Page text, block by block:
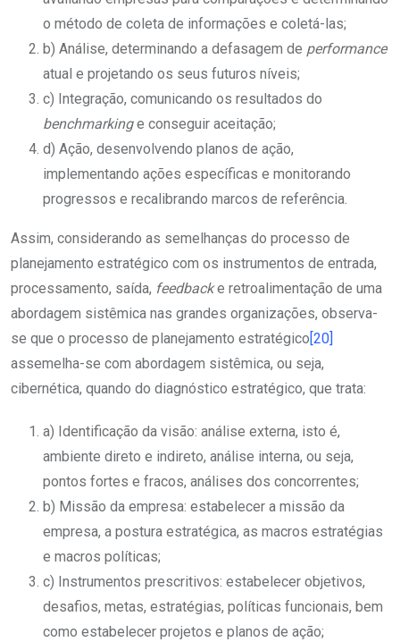
o método de coleta de informações e coletá-las;
b) Análise, determinando a defasagem de performance
atual e projetando os seus futuros níveis;
c) Integração, comunicando os resultados do
benchmarkinge conseguir aceitação;
d) Ação, desenvolvendo planos de ação,
implementando ações específicas e monitorando
progressos e recalibrando marcos de referência.
Assim, considerando as semelhanças do processo de
planejamento estratégico com os instrumentos de entrada,
processamento, saída, feedbacke retroalimentação de uma
abordagem sistêmica nas grandes organizações, observa-
se que o processo de planejamento estratégico[20]
assemelha-se com abordagem sistêmica, ou seja,
cibernética, quando do diagnóstico estratégico, que trata:
a) Identificação da visão: análise externa, isto é,
ambiente direto e indireto, análise interna, ou seja,
pontos fortes e fracos, análises dos concorrentes;
b) Missão da empresa: estabelecer a missão da
empresa, a postura estratégica, as macros estratégias
e macros políticas;
c) Instrumentos prescritivos: estabelecer objetivos,
desafios, metas, estratégias, políticas funcionais, bem
como estabelecer projetos e planos de ação;